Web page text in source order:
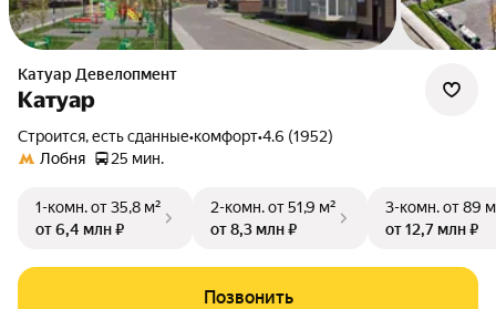
Катуар Девелопмент
Катуар
Строится, есть сданные•комфорт•4.6 (1952)
Лобня
25 мин.
1-комн.от 35,8 м²
от 6,4 млн ₽
2-комн.от 51,9 м²
от 8,3 млн ₽
3-комн.от 89
от 12,7 млн ₽
Позвонить